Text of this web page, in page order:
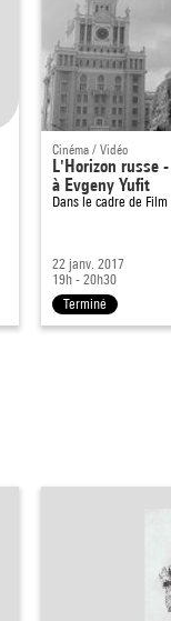
Cinéma / Vidéo
L'Horizon russe
à Evgeny Yufit
Dans le cadre de
22 janv. 2017
19h - 20h30
Terminé